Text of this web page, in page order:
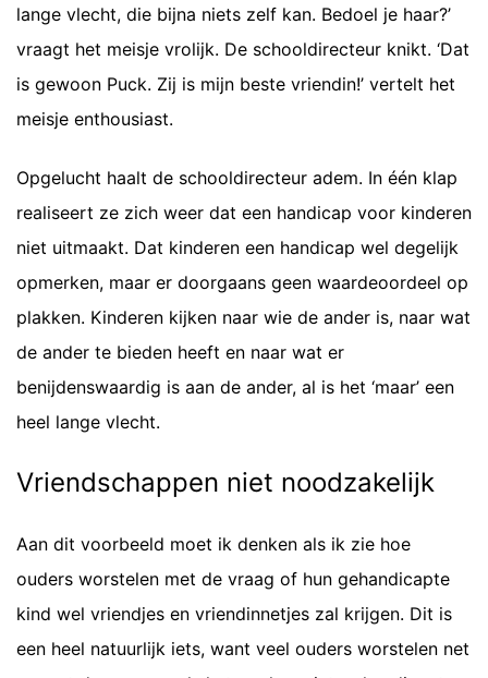
lange vlecht, die bijna niets zelf kan. Bedoel je haar?’
vraagt het meisje vrolijk. De schooldirecteur knikt. ‘Dat
is gewoon Puck. Zij is mijn beste vriendin!’ vertelt het
meisje enthousiast.
Opgelucht haalt de schooldirecteur adem. In één klap
realiseert ze zich weer dat een handicap voor kinderen
niet uitmaakt. Dat kinderen een handicap wel degelijk
opmerken, maar er doorgaans geen waardeoordeel op
plakken. Kinderen kijken naar wie de ander is, naar wat
de ander te bieden heeft en naar wat er
benijdenswaardig is aan de ander, al is het ‘maar’ een
heel lange vlecht.
Vriendschappen niet noodzakelijk
Aan dit voorbeeld moet ik denken als ik zie hoe
ouders worstelen met de vraag of hun gehandicapte
kind wel vriendjes en vriendinnetjes zal krijgen. Dit is
een heel natuurlijk iets, want veel ouders worstelen net